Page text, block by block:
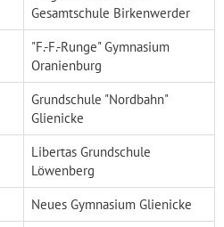
Gesamtschule Birkenwerder
"F.-F.-Runge" Gymnasium
Oranienburg
Grundschule "Nordbahn"
Glienicke
Libertas Grundschule
Löwenberg
Neues Gymnasium Glienicke